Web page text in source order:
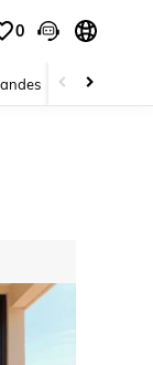
0
Joias e